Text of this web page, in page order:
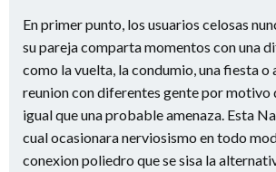
En primer punto, los usuarios celosas
su pareja comparta momentos con una
como la vuelta, la condumio, una fiesta o
reunion con diferentes gente por motivo
igual que una probable amenaza. Esta
cual ocasionara nerviosismo en todo
conexion poliedro que se sisa la